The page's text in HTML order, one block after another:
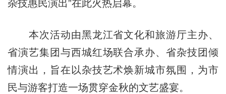
杂技惠民演出”在此火热启幕。
本次活动由黑龙江省文化和旅游厅主办、
省演艺集团与西城红场联合承办、省杂技团倾
情演出，旨在以杂技艺术焕新城市氛围，为市
民与游客打造一场贯穿金秋的文艺盛宴。